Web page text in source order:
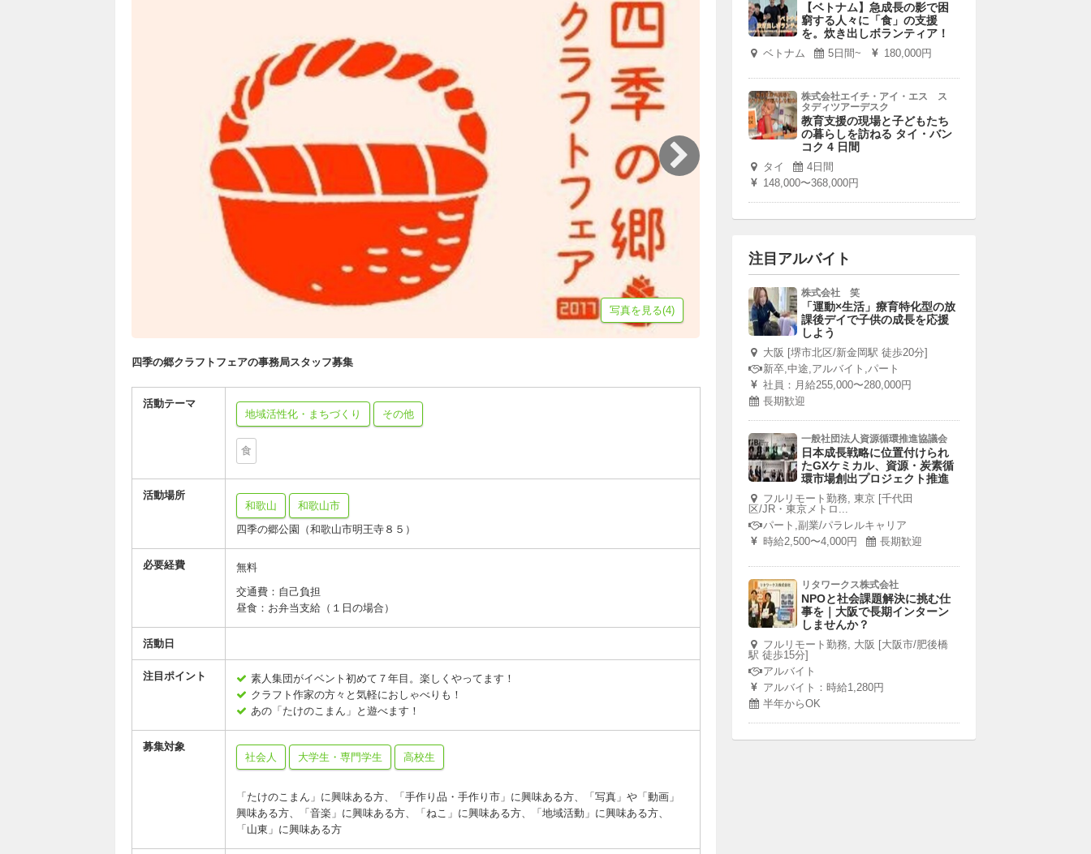
写真を見る(4)
四季の郷クラフトフェアの事務局スタッフ募集
活動テーマ
地域活性化・まちづくり
その他
食
活動場所
和歌山
和歌山市
四季の郷公園（和歌山市明王寺８５）
必要経費
無料
交通費：自己負担
昼食：お弁当支給（１日の場合）
活動日
注目ポイント
素人集団がイベント初めて７年目。楽しくやってます！
クラフト作家の方々と気軽におしゃべりも！
あの「たけのこまん」と遊べます！
募集対象
社会人
大学生・専門学生 高校生
「たけのこまん」に興味ある方、「手作り品・手作り市」に興味ある方、「写真」や「動画」
興味ある方、「音楽」に興味ある方、「ねこ」に興味ある方、「地域活動」に興味ある方、
「山東」に興味ある方
【ベトナム】急成長の影で困
窮する人々に「食」の支援
を。炊き出しボランティア！
ベトナム 5日間~ 180,000円
株式会社エイチ・アイ・エス ス
タディツアーデスク
教育支援の現場と子どもたち
の暮らしを訪ねる タイ・バン
コク 4 日間
タイ
4日間
148,000〜368,000円
注目アルバイト
株式会社 笑
「運動×生活」療育特化型の放
課後デイで子供の成長を応援
しよう
大阪 [堺市北区/新金岡駅 徒歩20分]
新卒,中途,アルバイト,パート
社員：月給255,000〜280,000円
長期歓迎
一般社団法人資源循環推進協議会
日本成長戦略に位置付けられ
たGXケミカル、資源・炭素循
環市場創出プロジェクト推進
フルリモート勤務, 東京 [千代田
区/JR・東京メトロ...
パート,副業/パラレルキャリア
時給2,500〜4,000円
長期歓迎
リタワークス株式会社
NPOと社会課題解決に挑む仕
事を｜大阪で長期インターン
しませんか？
フルリモート勤務, 大阪 [大阪市/肥後橋
駅 徒歩15分]
アルバイト
アルバイト：時給1,280円
半年からOK